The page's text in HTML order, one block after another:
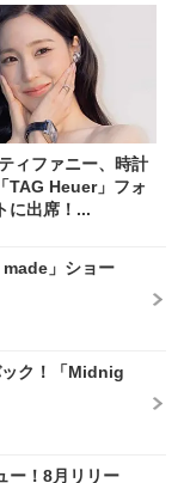
ィファニー、時計
TAG Heuer」フォ
に出席！...
」ショー
ク！「Midnig
ー！8月リリー